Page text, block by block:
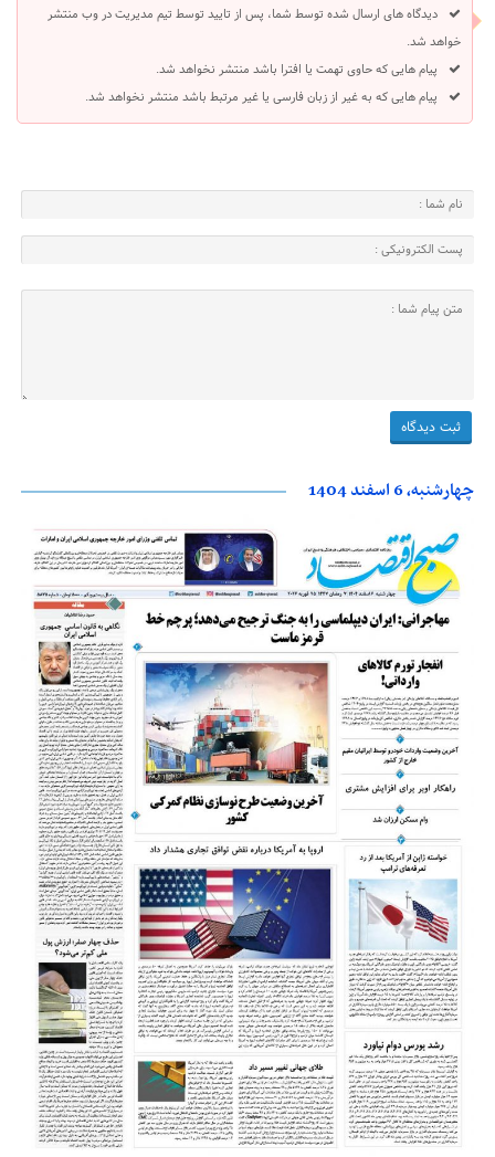
دیدگاه های ارسال شده توسط شما، پس از تایید توسط تیم مدیریت در وب منتشر
خواهد شد.
پیام هایی که حاوی تهمت یا افترا باشد منتشر نخواهد شد.
پیام هایی که به غیر از زبان فارسی یا غیر مرتبط باشد منتشر نخواهد شد.
چهارشنبه، 6 اسفند 1404